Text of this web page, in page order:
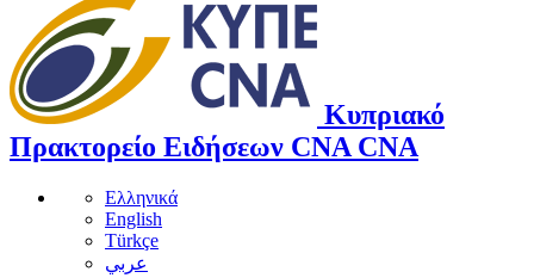
Κυπριακό
Πρακτορείο Ειδήσεων CNA CNA
Ελληνικά
English
Türkçe
عربي